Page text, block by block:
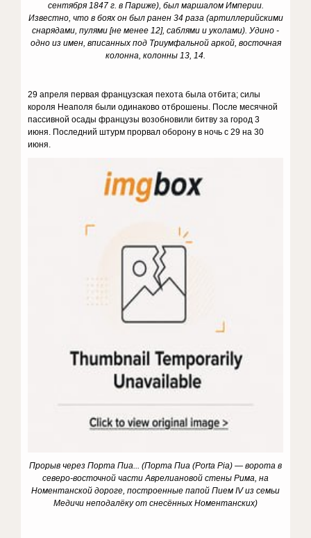
сентября 1847 г. в Париже), был маршалом Империи.
Известно, что в боях он был ранен 34 раза (артиллерийскими
снарядами, пулями [не менее 12], саблями и уколами). Удино -
одно из имен, вписанных под Триумфальной аркой, восточная
колонна, колонны 13, 14.
29 апреля первая французская пехота была отбита; силы
короля Неаполя были одинаково отброшены. После месячной
пассивной осады французы возобновили битву за город 3
июня. Последний штурм прорвал оборону в ночь с 29 на 30
июня.
Прорыв через Порта Пиа... (Порта Пиа (Porta Pia) — ворота в
северо-восточной части Аврелиановой стены Рима, на
Номентанской дороге, построенные папой Пием IV из семьи
Медичи неподалёку от снесённых Номентанских)